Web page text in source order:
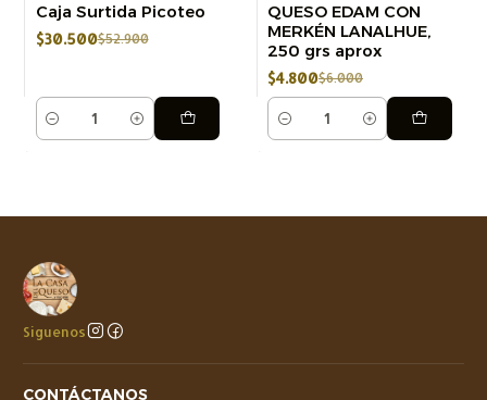
-42%
Caja Surtida Picoteo
$30.500$52.900
Cantidad
-20%
QUESO EDAM CON
MERKÉN LANALHUE,
250 grs aprox
$4.800$6.000
Cantidad
Síguenos
CONTÁCTANOS